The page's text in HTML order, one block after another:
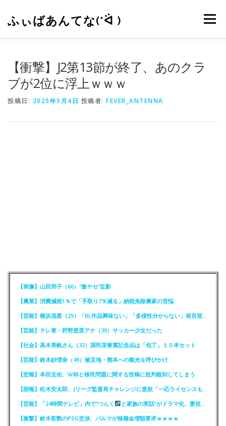
ふぃばあんてな(*ᐛ ) メニュー
【衝撃】J2第13節が終了、あのクラ
ブが2位に浮上ｗｗｗ
投稿日: 2025年5月4日 投稿者: FEVER_ANTENNA
【画像】山田邦子（66）“激ヤセ”近影
【農業】消費減税1％で「手取り7％減る」納税免除農家の苦悩
【芸能】横浜流星（29）「BL作品興味ない」「多様性分からない」発言巡りFCが注意喚起
【芸能】テレ東・狩野恵里アナ（39）サッカー少女だった
【社会】高木美帆さん（32）国民栄誉賞記念品は「包丁」１０本セット
【芸能】鈴木紗理奈（49）被災地・熊本への観光を呼びかけ
【悲報】本田圭佑、W杯と移民問題に関する投稿に批判殺到してしまう
【朗報】松木安太郎、Jリーグ監督再チャレンジに意欲「一応ライセンスも持っているので」
【芸能】「24時間テレビ」内で”つんく
と家族の実話”がドラマ化、妻役は北川景子
【衝撃】鈴木彩艶のPSG交渉、パルマが移籍金増額要求ｗｗｗｗ